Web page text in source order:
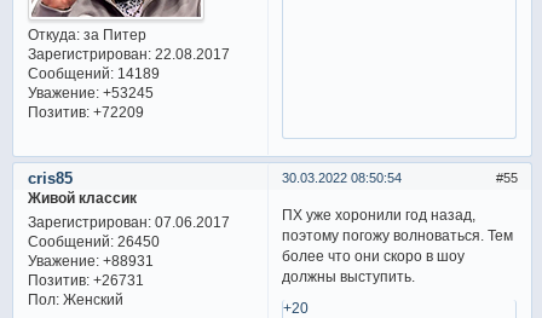
Откуда:за Питер
Зарегистрирован: 22.08.2017
Сообщений:14189
Уважение: +53245
Позитив: +72209
55
30.03.2022 08:50:54
cris85
Живой классик
Зарегистрирован: 07.06.2017
Сообщений:26450
Уважение: +88931
Позитив: +26731
Пол:Женский
ПХ уже хоронили год назад,
поэтому погожу волноваться. Тем
более что они скоро в шоу
должны выступить.
+20